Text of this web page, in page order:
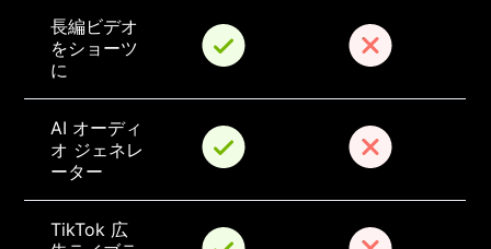
長編ビデオ
をショーツ
に
AI オーディ
オ ジェネレ
ーター
TikTok 広